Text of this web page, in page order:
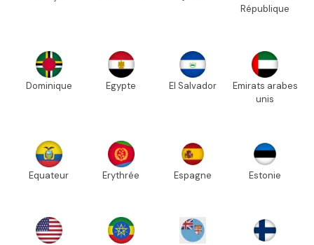
République
Dominique Egypte El Salvador
Emirats arabes
unis
Equateur Erythrée Espagne Estonie